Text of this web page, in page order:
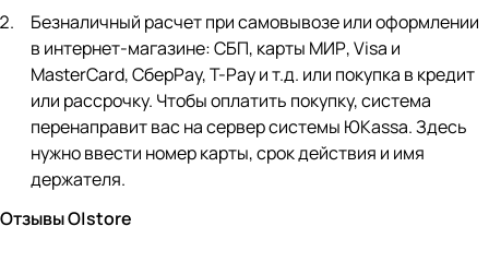
Безналичный расчет при самовывозе или оформлении
в интернет-магазине: СБП, карты МИР, Visa и
MasterCard, СберPay, Т-Pay и т.д. или покупка в кредит
или рассрочку. Чтобы оплатить покупку, система
перенаправит вас на сервер системы ЮKassa. Здесь
нужно ввести номер карты, срок действия и имя
держателя.
Отзывы O|store